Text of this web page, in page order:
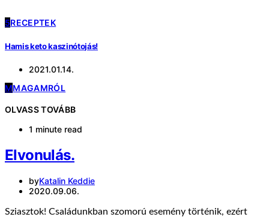
5RECEPTEK
Hamis keto kaszinótojás!
2021.01.14.
MMAGAMRÓL
OLVASS TOVÁBB
1 minute read
Elvonulás.
byKatalin Keddie
2020.09.06.
Sziasztok! Családunkban szomorú esemény történik, ezért